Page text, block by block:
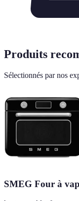
Produits
Sélectionnés par nos
SMEG Four à